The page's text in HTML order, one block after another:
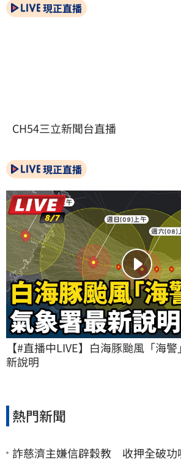
現正直播
CH54三立新聞台直播
現正直播
【#直播中LIVE】白海豚颱風「海
新說明
熱門新聞
詐慈濟主嫌信辟穀教 收押全破功